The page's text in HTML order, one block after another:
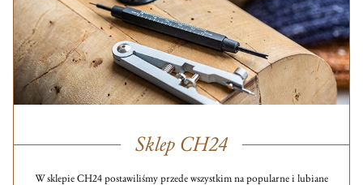
Sklep CH24
W sklepie CH24 postawiliśmy przede wszystkim na popularne i lubiane